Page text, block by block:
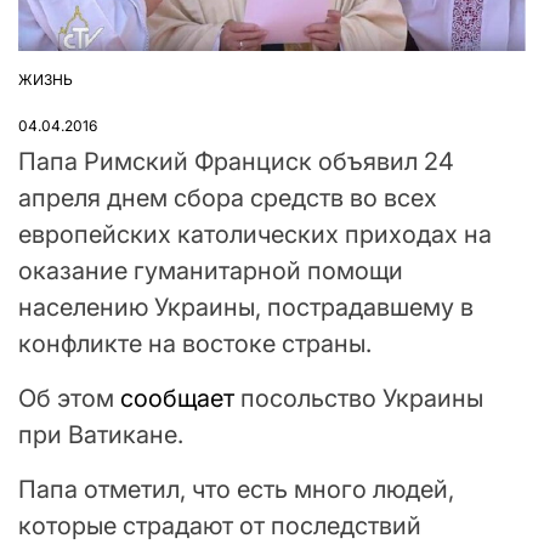
ОПУБЛІКУВАТИ
ЖИЗНЬ
04.04.2016
Папа Римский Франциск объявил 24
апреля днем сбора средств во всех
европейских католических приходах на
оказание гуманитарной помощи
населению Украины, пострадавшему в
конфликте на востоке страны.
Об этом сообщает посольство Украины
при Ватикане.
Папа отметил, что есть много людей,
которые страдают от последствий